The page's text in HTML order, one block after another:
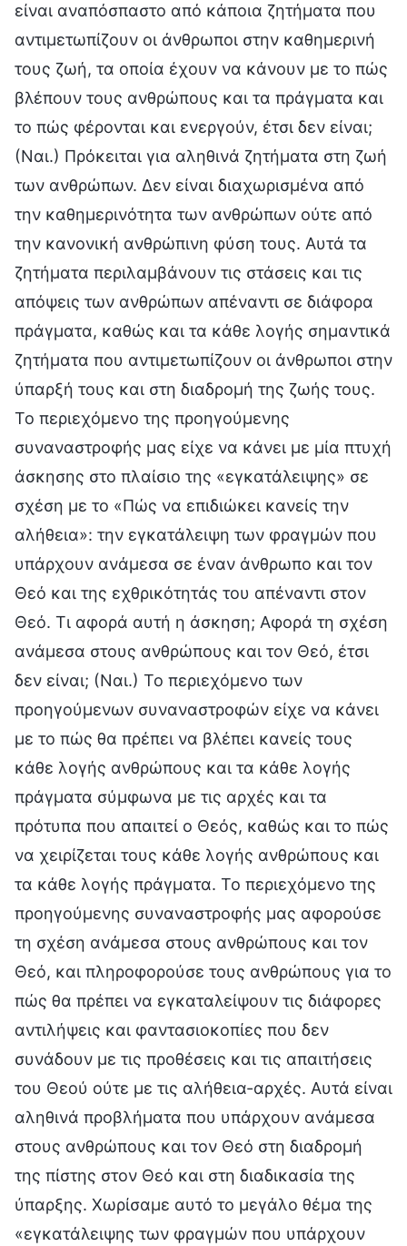
είναι αναπόσπαστο από κάποια ζητήματα που
αντιμετωπίζουν οι άνθρωποι στην καθημερινή
τους ζωή, τα οποία έχουν να κάνουν με το πώς
βλέπουν τους ανθρώπους και τα πράγματα και
το πώς φέρονται και ενεργούν, έτσι δεν είναι;
(Ναι.) Πρόκειται για αληθινά ζητήματα στη ζωή
των ανθρώπων. Δεν είναι διαχωρισμένα από
την καθημερινότητα των ανθρώπων ούτε από
την κανονική ανθρώπινη φύση τους. Αυτά τα
ζητήματα περιλαμβάνουν τις στάσεις και τις
απόψεις των ανθρώπων απέναντι σε διάφορα
πράγματα, καθώς και τα κάθε λογής σημαντικά
ζητήματα που αντιμετωπίζουν οι άνθρωποι στην
ύπαρξή τους και στη διαδρομή της ζωής τους.
Το περιεχόμενο της προηγούμενης
συναναστροφής μας είχε να κάνει με μία πτυχή
άσκησης στο πλαίσιο της «εγκατάλειψης» σε
σχέση με το «Πώς να επιδιώκει κανείς την
αλήθεια»: την εγκατάλειψη των φραγμών που
υπάρχουν ανάμεσα σε έναν άνθρωπο και τον
Θεό και της εχθρικότητάς του απέναντι στον
Θεό. Τι αφορά αυτή η άσκηση; Αφορά τη σχέση
ανάμεσα στους ανθρώπους και τον Θεό, έτσι
δεν είναι; (Ναι.) Το περιεχόμενο των
προηγούμενων συναναστροφών είχε να κάνει
με το πώς θα πρέπει να βλέπει κανείς τους
κάθε λογής ανθρώπους και τα κάθε λογής
πράγματα σύμφωνα με τις αρχές και τα
πρότυπα που απαιτεί ο Θεός, καθώς και το πώς
να χειρίζεται τους κάθε λογής ανθρώπους και
τα κάθε λογής πράγματα. Το περιεχόμενο της
προηγούμενης συναναστροφής μας αφορούσε
τη σχέση ανάμεσα στους ανθρώπους και τον
Θεό, και πληροφορούσε τους ανθρώπους για το
πώς θα πρέπει να εγκαταλείψουν τις διάφορες
αντιλήψεις και φαντασιοκοπίες που δεν
συνάδουν με τις προθέσεις και τις απαιτήσεις
του Θεού ούτε με τις αλήθεια-αρχές. Αυτά είναι
αληθινά προβλήματα που υπάρχουν ανάμεσα
στους ανθρώπους και τον Θεό στη διαδρομή
της πίστης στον Θεό και στη διαδικασία της
ύπαρξης. Χωρίσαμε αυτό το μεγάλο θέμα της
«εγκατάλειψης των φραγμών που υπάρχουν